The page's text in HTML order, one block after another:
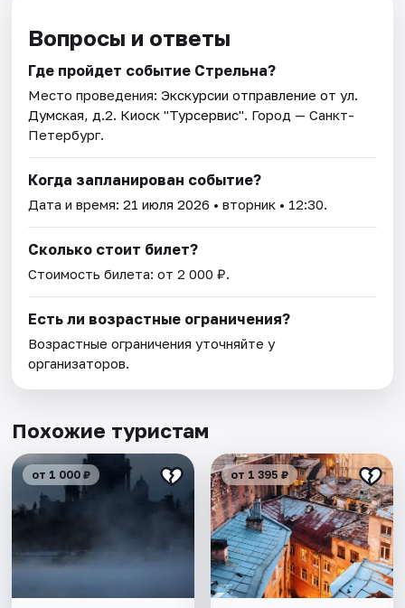
Вопросы и ответы
Где пройдет событие Стрельна?
Место проведения:Экскурсии отправление от ул.
Думская, д.2. Киоск "Турсервис". Город — Санкт-
Петербург.
Когда запланирован событие?
Дата и время:21 июля 2026 • вторник • 12:30.
Сколько стоит билет?
Стоимость билета: от 2 000 ₽.
Есть ли возрастные ограничения?
Возрастные ограничения уточняйте у
организаторов.
Похожие туристам
от 1 000 ₽ от 1 395 ₽